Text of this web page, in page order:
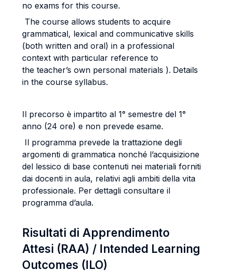
no exams for this course.
The course allows students to acquire
grammatical, lexical and communicative skills
(both written and oral) in a professional
context with particular reference to
the teacher’s own personal materials ). Details
in the course syllabus.
Il precorso è impartito al 1° semestre del 1°
anno (24 ore) e non prevede esame.
Il programma prevede la trattazione degli
argomenti di grammatica nonché l’acquisizione
del lessico di base contenuti nei materiali forniti
dai docenti in aula, relativi agli ambiti della vita
professionale. Per dettagli consultare il
programma d’aula.
Risultati di Apprendimento
Attesi (RAA) / Intended Learning
Outcomes (ILO)